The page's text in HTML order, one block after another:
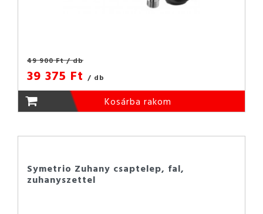
49 900 Ft/ db
39 375 Ft / db
Kosárba rakom
Symetrio Zuhany csaptelep, fal,
zuhanyszettel